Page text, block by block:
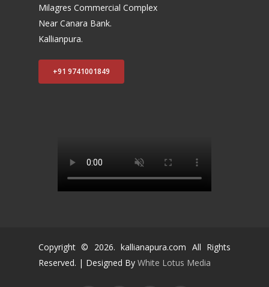
Milagres Commercial Complex
Near Canara Bank.
Kallianpura.
+91 9741001849
Copyright © 2026. kallianapura.com All Rights
Reserved. | Designed ByWhite Lotus Media